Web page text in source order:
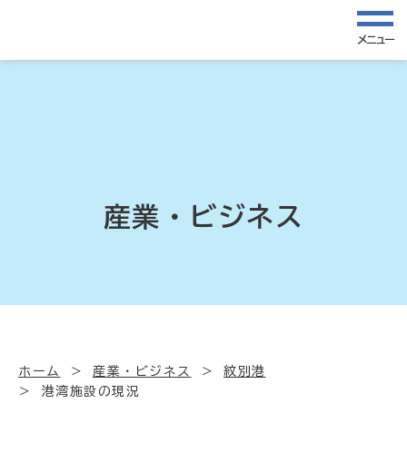
メニュー
産業・ビジネス
ホーム 産業・ビジネス
紋別港
港湾施設の現況